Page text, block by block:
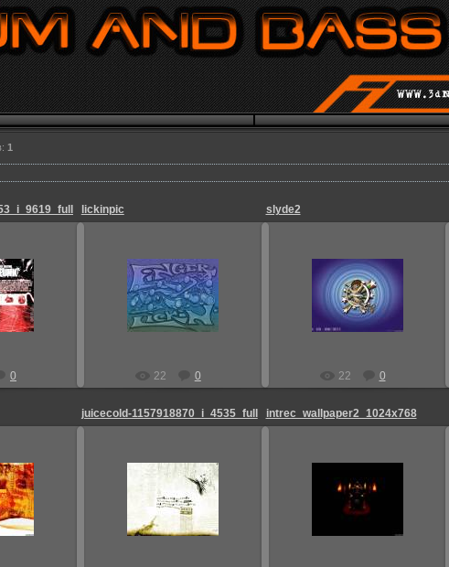
1
0
lickinpic
25.08.2009
Admin_Jesp
22 0
slyde2
25.08.2009
Admin_Jesp
22 0
juicecold-1157918870_i_4535_full
25.08.2009
Admin_Jesp
intrec_wallpaper2_1024x768
25.08.2009
Admin_Jesp